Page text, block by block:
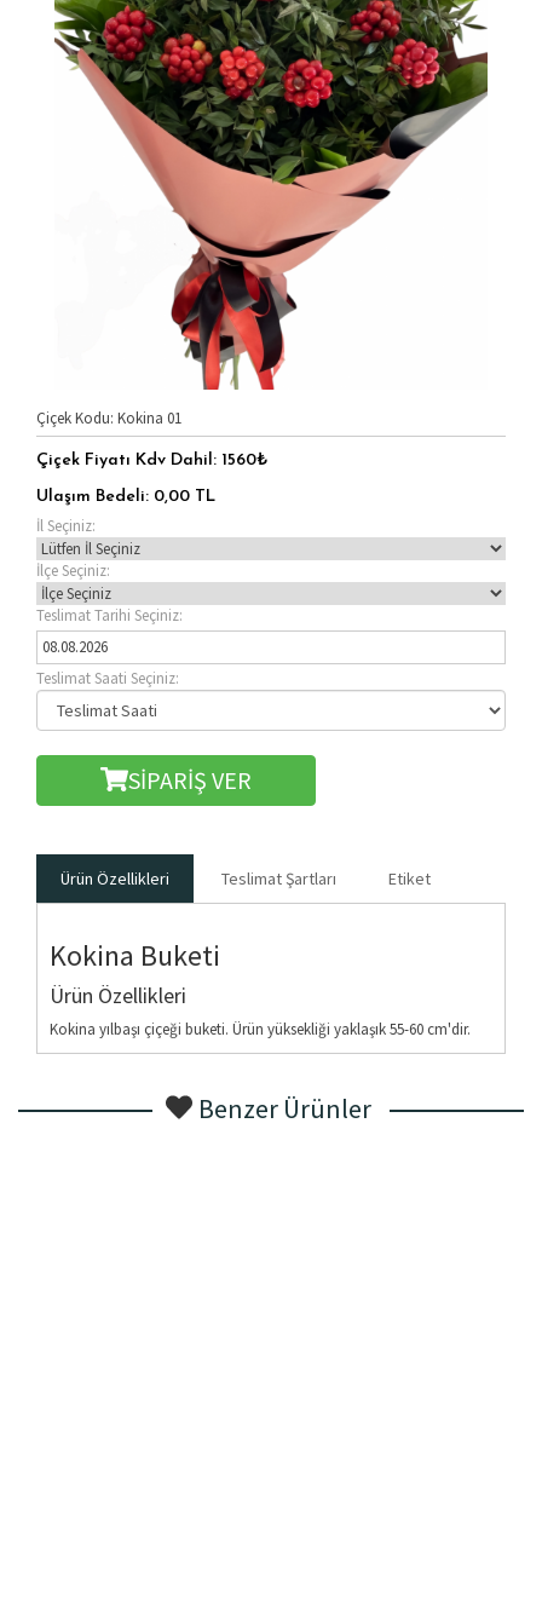
Çiçek Kodu: Kokina 01
Çiçek Fiyatı Kdv Dahil: 1560₺
Ulaşım Bedeli: 0,00 TL
İl Seçiniz:
İlçe Seçiniz:
Teslimat Tarihi Seçiniz:
Teslimat Saati Seçiniz:
SİPARİŞ VER
Ürün Özellikleri Teslimat Şartları Etiket
Kokina Buketi
Ürün Özellikleri
Kokina yılbaşı çiçeği buketi. Ürün yüksekliği yaklaşık 55-60 cm'dir.
Benzer Ürünler